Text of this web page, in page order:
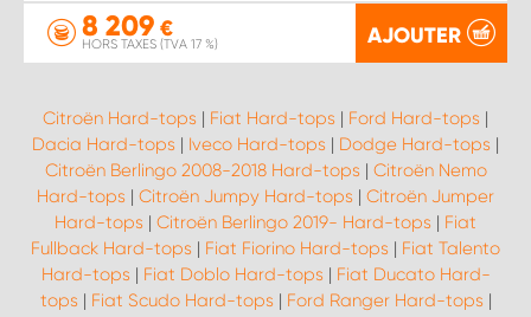
8 209 €
HORS TAXES (TVA 17 %) AJOUTER
Citroën Hard-tops | Fiat Hard-tops | Ford Hard-tops |
Dacia Hard-tops | Iveco Hard-tops | Dodge Hard-tops |
Citroën Berlingo 2008-2018 Hard-tops | Citroën Nemo
Hard-tops | Citroën Jumpy Hard-tops | Citroën Jumper
Hard-tops | Citroën Berlingo 2019- Hard-tops | Fiat
Fullback Hard-tops | Fiat Fiorino Hard-tops | Fiat Talento
Hard-tops | Fiat Doblo Hard-tops | Fiat Ducato Hard-
tops | Fiat Scudo Hard-tops | Ford Ranger Hard-tops |